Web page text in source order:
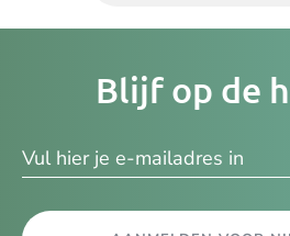
Blijf op de